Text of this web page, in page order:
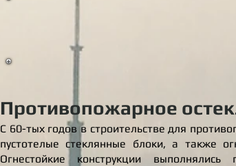
Противопожарное
С 60-тых годов в строительстве для
пустотелые стеклянные блоки, а также
Огнестойкие конструкции